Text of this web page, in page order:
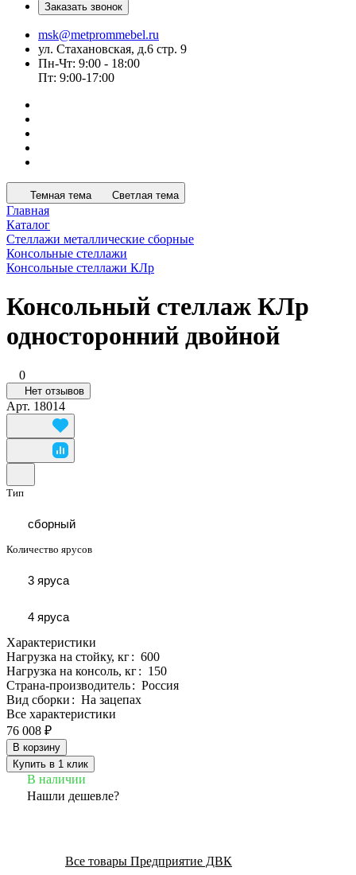
Заказать звонок
msk@metprommebel.ru
ул. Стахановская, д.6 стр. 9
Пн-Чт: 9:00 - 18:00
Пт: 9:00-17:00
Темная тема Светлая тема
Главная
Каталог
Стеллажи металлические сборные
Консольные стеллажи
Консольные стеллажи КЛр
Консольный стеллаж КЛр
односторонний двойной
0
Нет отзывов
Арт. 18014
Тип
сборный
Количество ярусов
3 яруса
4 яруса
Характеристики
Нагрузка на стойку, кг: 600
Нагрузка на консоль, кг: 150
Страна-производитель: Россия
Вид сборки : На зацепах
Все характеристики
76 008 ₽
В корзину
Купить в 1 клик
В наличии
Нашли дешевле?
Все товары Предприятие ДВК